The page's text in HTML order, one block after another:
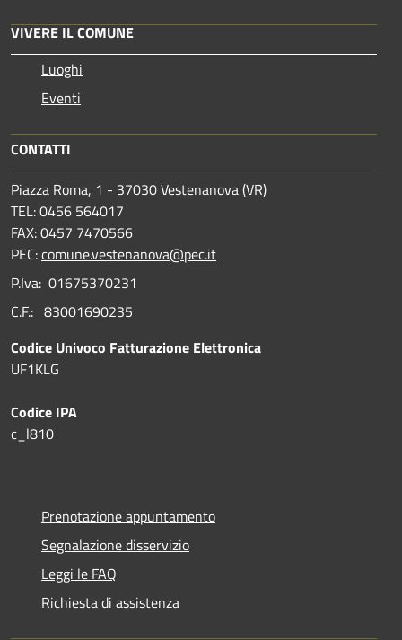
VIVERE IL COMUNE
Luoghi
Eventi
CONTATTI
Piazza Roma, 1 - 37030 Vestenanova (VR)
TEL: 0456 564017
FAX: 0457 7470566
PEC:comune.vestenanova@pec.it
P.Iva: 01675370231
C.F.: 83001690235
Codice Univoco Fatturazione Elettronica
UF1KLG
Codice IPA
c_l810
Prenotazione appuntamento
Segnalazione disservizio
Leggi le FAQ
Richiesta di assistenza